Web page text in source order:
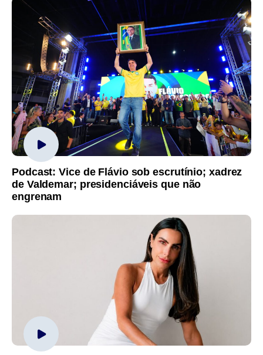
Podcast: Vice de Flávio sob escrutínio; xadrez
de Valdemar; presidenciáveis que não
engrenam